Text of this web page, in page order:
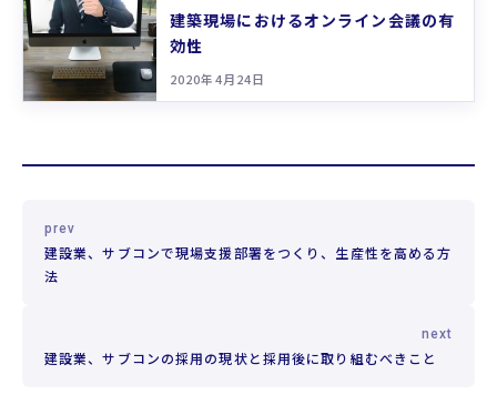
建築現場におけるオンライン会議の有
効性
2020年4月24日
prev
建設業、サブコンで現場支援部署をつくり、生産性を高める方
法
next
建設業、サブコンの採用の現状と採用後に取り組むべきこと